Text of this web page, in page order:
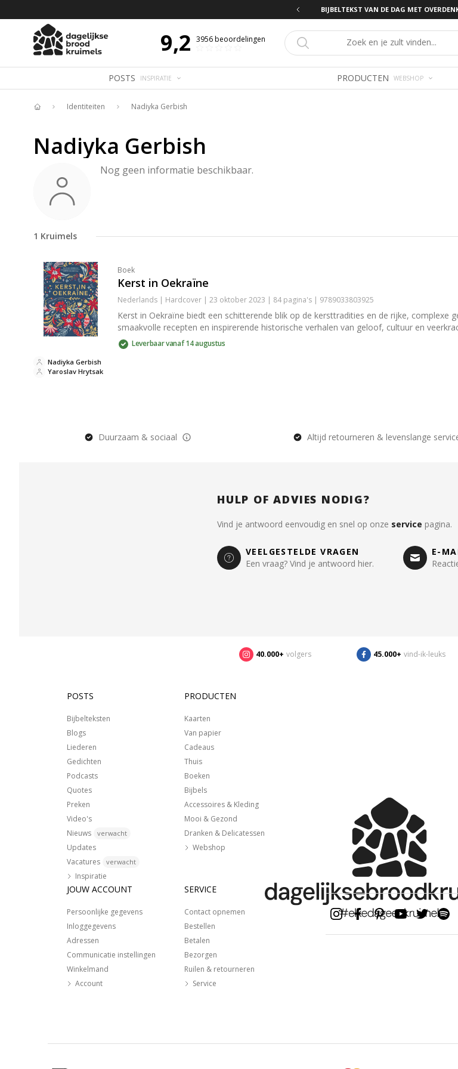
BIJBELTEKST VAN DE DAG MET
9,2 3956beoordelingen
POSTS INSPIRATIE PRODUCTEN WEBSHOP
Identiteiten Nadiyka Gerbish
Nadiyka Gerbish
Nog geen informatie beschikbaar.
1 Kruimels
Boek
Kerst in Oekraïne
Nederlands | Hardcover | 23 oktober 2023 | 84 pagina's | 9789033803925
Kerst in Oekraïne biedt een schitterende blik op de kersttradities en de rijke, complexe
smaakvolle recepten en inspirerende historische verhalen van geloof, cultuur en
Leverbaar vanaf 14 augustus
Yaroslav Hrytsak
Nadiyka Gerbish
Duurzaam & sociaal Altijd retourneren & levenslange
HULP OF ADVIES NODIG?
Vind je antwoord eenvoudig en snel op onze service pagina.
VEELGESTELDE VRAGEN
Een vraag? Vind je antwoord hier.
E-
40.000+ volgers 45.000+ vind-ik-leuks
POSTS
Bijbelteksten
Blogs
Liederen
Gedichten
Podcasts
Quotes
Preken
Video's
Nieuws
verwacht
Updates
Vacatures
verwacht
Inspiratie
PRODUCTEN
Kaarten
Van papier
Cadeaus
Thuis
Boeken
Bijbels
Accessoires & Kleding
Mooi & Gezond
Dranken & Delicatessen
Webshop
JOUW ACCOUNT
Persoonlijke gegevens
Inloggegevens
Adressen
Communicatie instellingen
Winkelmand
Account
SERVICE
Contact opnemen
Bestellen
Betalen
Bezorgen
Ruilen & retourneren
Service